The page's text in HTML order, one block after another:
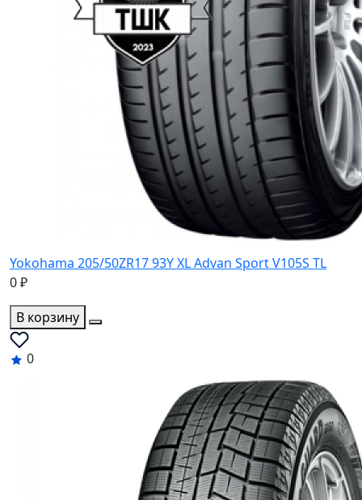
Yokohama 205/50ZR17 93Y XL Advan Sport V105S TL
0 ₽
В корзину
0